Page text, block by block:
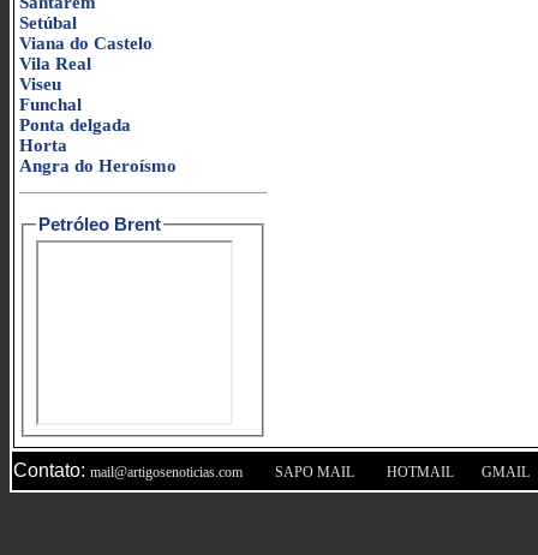
Setúbal
Viana do Castelo
Vila Real
Viseu
Funchal
Ponta delgada
Horta
Angra do Heroísmo
Petróleo Brent
Contato: mail@artigosenoticias.com SAPO MAIL HOTMAIL GMAIL